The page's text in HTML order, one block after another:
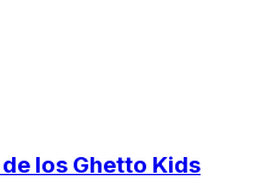
los Ghetto Kids